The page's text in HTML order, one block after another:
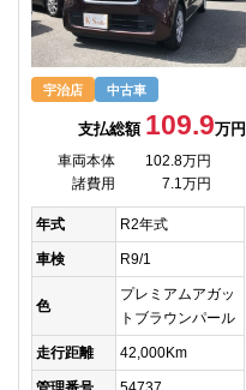
宇治店 中古車
支払総額 109.9万円
車両本体
102.8万円
諸費用
7.1万円
年式 R2年式
車検 R9/1
色
プレミアムアガッ
トブラウンパール
走行距離 42,000Km